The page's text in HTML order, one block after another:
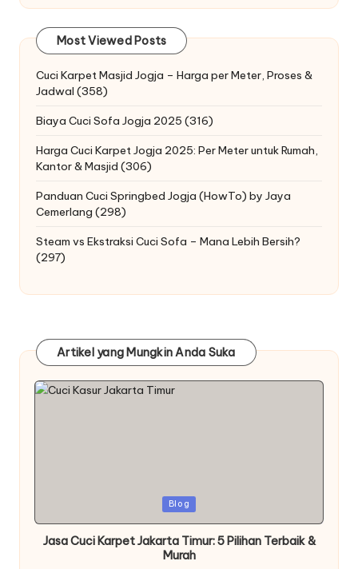
Most Viewed Posts
Cuci Karpet Masjid Jogja – Harga per Meter, Proses &
Jadwal (358)
Biaya Cuci Sofa Jogja 2025 (316)
Harga Cuci Karpet Jogja 2025: Per Meter untuk Rumah,
Kantor & Masjid (306)
Panduan Cuci Springbed Jogja (HowTo) by Jaya
Cemerlang (298)
Steam vs Ekstraksi Cuci Sofa – Mana Lebih Bersih?
(297)
Artikel yang Mungkin Anda Suka
Blog
Jasa Cuci Karpet Jakarta Timur: 5 Pilihan Terbaik &
Murah